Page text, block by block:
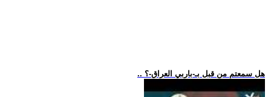
.. هل سمعتم من قبل بـ-باربي العراق-؟